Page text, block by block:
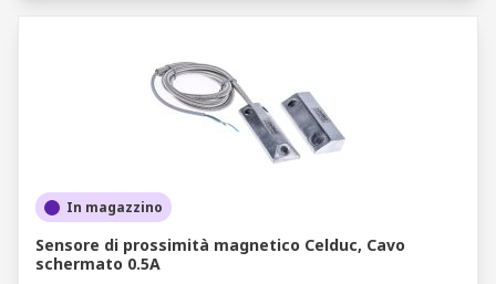
In magazzino
Sensore di prossimità magnetico Celduc, Cavo
schermato 0.5A